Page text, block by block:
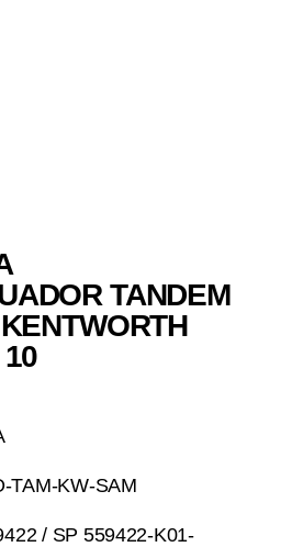
TANDEM
TAM-KW-SAM
/ SP 559422-K01-